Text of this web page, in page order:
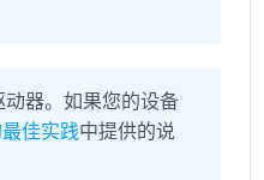
动器。如果您的设备
佳实践中提供的说